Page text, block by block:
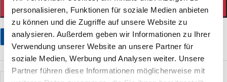
personalisieren, Funktionen für soziale Medien anbieten
zu können und die Zugriffe auf unsere Website zu
analysieren. Außerdem geben wir Informationen zu Ihrer
Verwendung unserer Website an unsere Partner für
soziale Medien, Werbung und Analysen weiter. Unsere
Partner führen diese Informationen möglicherweise mit
IN DEN WARENKORB
Stellen Sie eine Frage